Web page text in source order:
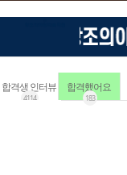
합격생 인터뷰
4114
합격했어요
183